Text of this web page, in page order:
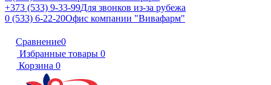
+373 (533) 9-33-99Для звонков из-за рубежа
0 (533) 6-22-20Офис компании "Вивафарм"
Сравнение0
Избранные товары 0
Корзина 0